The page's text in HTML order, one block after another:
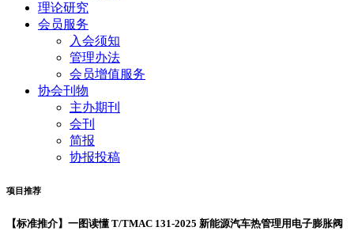
理论研究
会员服务
入会须知
管理办法
会员增值服务
协会刊物
主办期刊
会刊
简报
协报投稿
项目推荐
【标准推介】一图读懂 T/TMAC 131-2025 新能源汽车热管理用电子膨胀阀